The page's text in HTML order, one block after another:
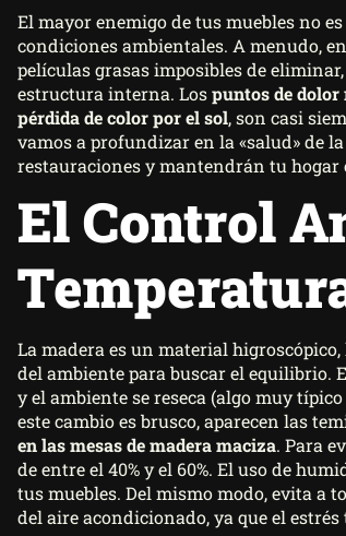
El mayor enemigo de tus muebles no
condiciones ambientales. A menudo,
películas grasas imposibles de
estructura interna. Lospuntos de dolor
pérdida de color por el sol, son casi
vamos a profundizar en la «salud» de
restauraciones y mantendrán tu
El Control
La madera es un material
del ambiente para buscar el equilibrio.
y el ambiente se reseca (algo muy
este cambio es brusco, aparecen las
en las mesas de madera maciza. Para
de entre el 40% y el 60%. El uso de
tus muebles. Del mismo modo, evita a
del aire acondicionado, ya que el